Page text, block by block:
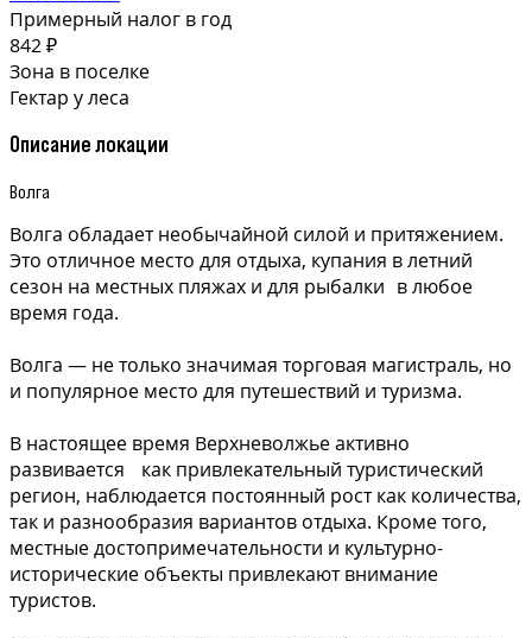
Примерный налог в год
842 ₽
Зона в поселке
Гектар у леса
Описание локации
Волга
Волга обладает необычайной силой и притяжением.
Это отличное место для отдыха, купания в летний
сезон на местных пляжах и для рыбалки в любое
время года.
Волга — не только значимая торговая магистраль, но
и популярное место для путешествий и туризма.
В настоящее время Верхневолжье активно
развивается как привлекательный туристический
регион, наблюдается постоянный рост как количества,
так и разнообразия вариантов отдыха. Кроме того,
местные достопримечательности и культурно-
исторические объекты привлекают внимание
туристов.